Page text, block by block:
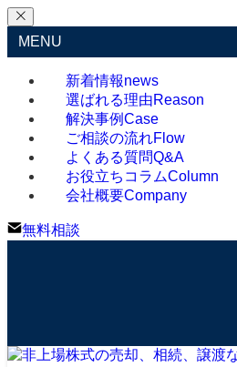
MENU
新着情報news
選ばれる理由Reason
解決事例Case
ご相談の流れFlow
よくある質問Q&A
お役立ちコラムColumn
会社概要Company
無料相談